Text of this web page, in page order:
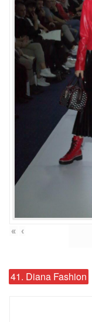
« ‹
41. Diana Fashion